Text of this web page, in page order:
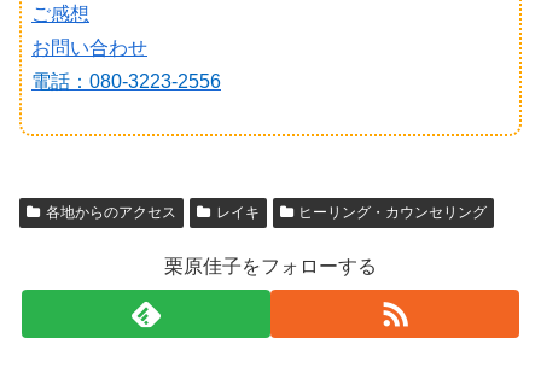
ご感想
お問い合わせ
電話：080-3223-2556
各地からのアクセス レイキ ヒーリング・カウンセリング
栗原佳子をフォローする